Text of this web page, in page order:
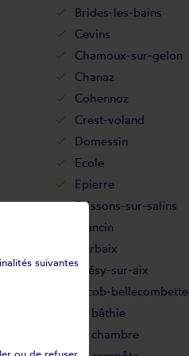
Brides-les-bains
Cevins
Chamoux-sur-gelon
Chanaz
Cohennoz
Crest-voland
Domessin
Ecole
Epierre
Feissons-sur-salins
Francin
Gerbaix
Grésy-sur-aix
Jacob-bellecombette
La bâthie
La chambre
suivantes